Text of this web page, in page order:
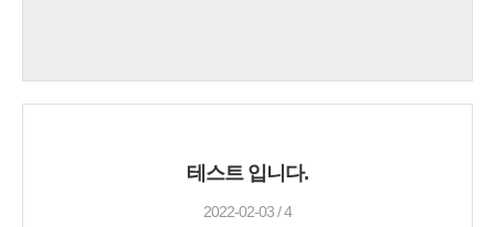
테스트 입니다.
2022-02-03 / 4